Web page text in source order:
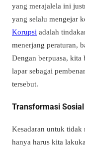
yang merajalela ini
yang selalu mengejar
Korupsi adalah
menerjang peraturan,
Dengan berpuasa,
lapar sebagai
tersebut.
Transformasi
Kesadaran untuk tidak
hanya harus kita